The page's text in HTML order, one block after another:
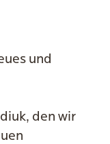
und
den wir